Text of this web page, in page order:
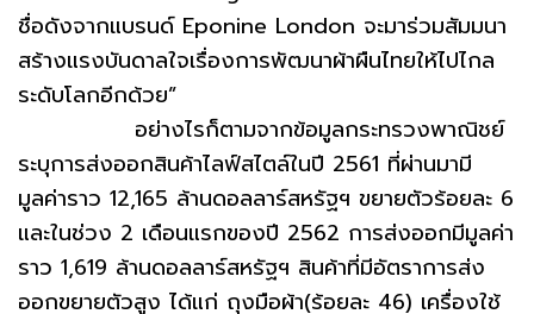
ชื่อดังจากแบรนด์ Eponine London จะมาร่วมสัมมนา
สร้างแรงบันดาลใจเรื่องการพัฒนาผ้าผืนไทยให้ไปไกล
ระดับโลกอีกด้วย”
อย่างไรก็ตามจากข้อมูลกระทรวงพาณิชย์
ระบุการส่งออกสินค้าไลฟ์สไตล์ในปี 2561 ที่ผ่านมามี
มูลค่าราว 12,165 ล้านดอลลาร์สหรัฐฯ ขยายตัวร้อยละ 6
และในช่วง 2 เดือนแรกของปี 2562 การส่งออกมีมูลค่า
ราว 1,619 ล้านดอลลาร์สหรัฐฯ สินค้าที่มีอัตราการส่ง
ออกขยายตัวสูง ได้แก่ ถุงมือผ้า(ร้อยละ 46) เครื่องใช้